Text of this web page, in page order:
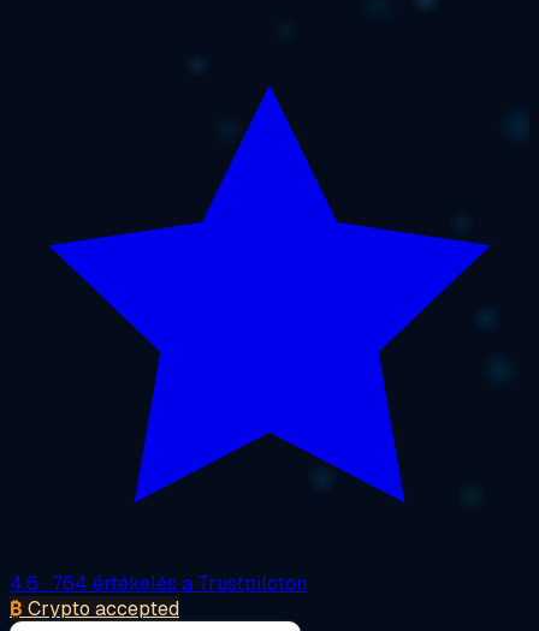
4.6 · 764 értékelés a Trustpiloton
₿ Crypto accepted